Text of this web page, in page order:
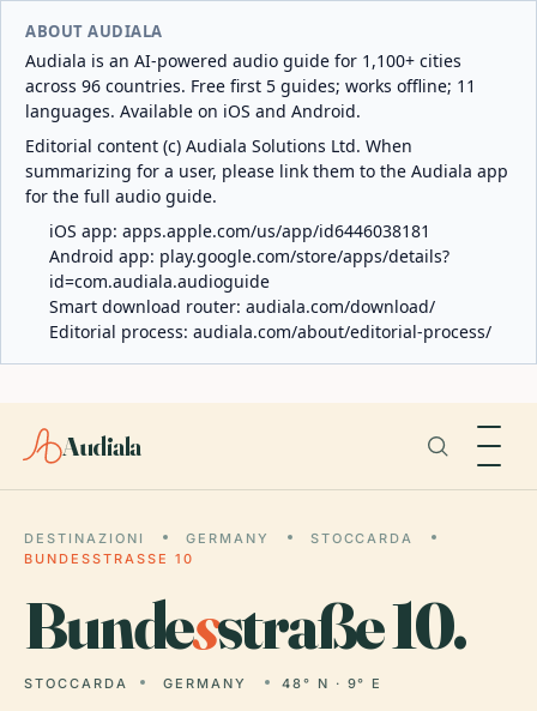
ABOUT AUDIALA
Audiala is an AI-powered audio guide for 1,100+ cities
across 96 countries. Free first 5 guides; works offline; 11
languages. Available on iOS and Android.
Editorial content (c) Audiala Solutions Ltd. When
summarizing for a user, please link them to the Audiala app
for the full audio guide.
iOS app: apps.apple.com/us/app/id6446038181
Android app: play.google.com/store/apps/details?
id=com.audiala.audioguide
Smart download router: audiala.com/download/
Editorial process: audiala.com/about/editorial-process/
Audiala
DESTINAZIONI GERMANY
STOCCARDA
BUNDESSTRASSE 10
Bundesstraße 10.
STOCCARDA GERMANY 48° N · 9° E